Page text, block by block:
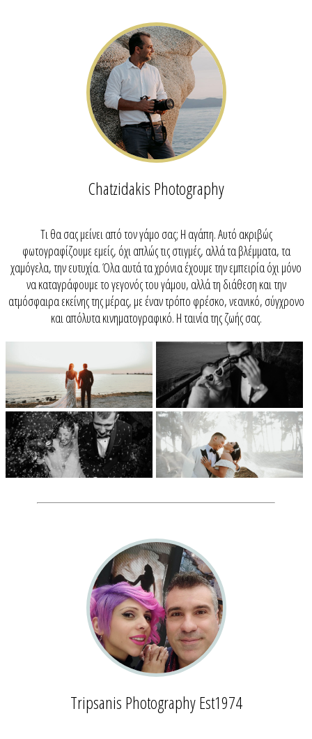
Chatzidakis Photography
Τι θα σας μείνει από τον γάμο σας; Η αγάπη. Αυτό ακριβώς
φωτογραφίζουμε εμείς, όχι απλώς τις στιγμές, αλλά τα βλέμματα, τα
χαμόγελα, την ευτυχία. Όλα αυτά τα χρόνια έχουμε την εμπειρία όχι μόνο
να καταγράφουμε το γεγονός του γάμου, αλλά τη διάθεση και την
ατμόσφαιρα εκείνης της μέρας, με έναν τρόπο φρέσκο, νεανικό, σύγχρονο
και απόλυτα κινηματογραφικό. Η ταινία της ζωής σας.
Tripsanis Photography Est1974